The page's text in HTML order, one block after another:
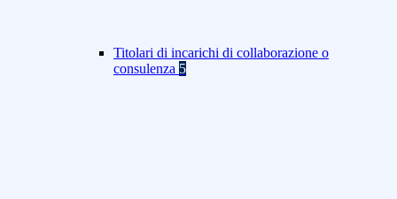
Titolari di incarichi di collaborazione o
consulenza 5